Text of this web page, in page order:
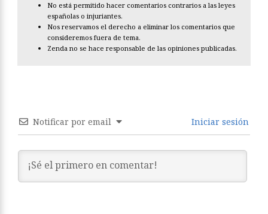
No está permitido hacer comentarios contrarios a las leyes
españolas o injuriantes.
Nos reservamos el derecho a eliminar los comentarios que
consideremos fuera de tema.
Zenda no se hace responsable de las opiniones publicadas.
Notificar por email Iniciar sesión